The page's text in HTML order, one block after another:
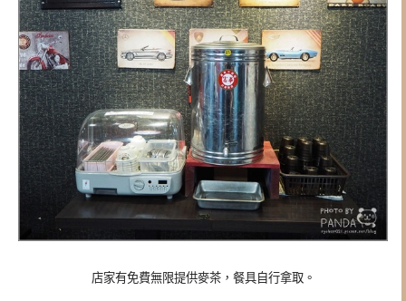
店家有免費無限提供麥茶，餐具自行拿取。